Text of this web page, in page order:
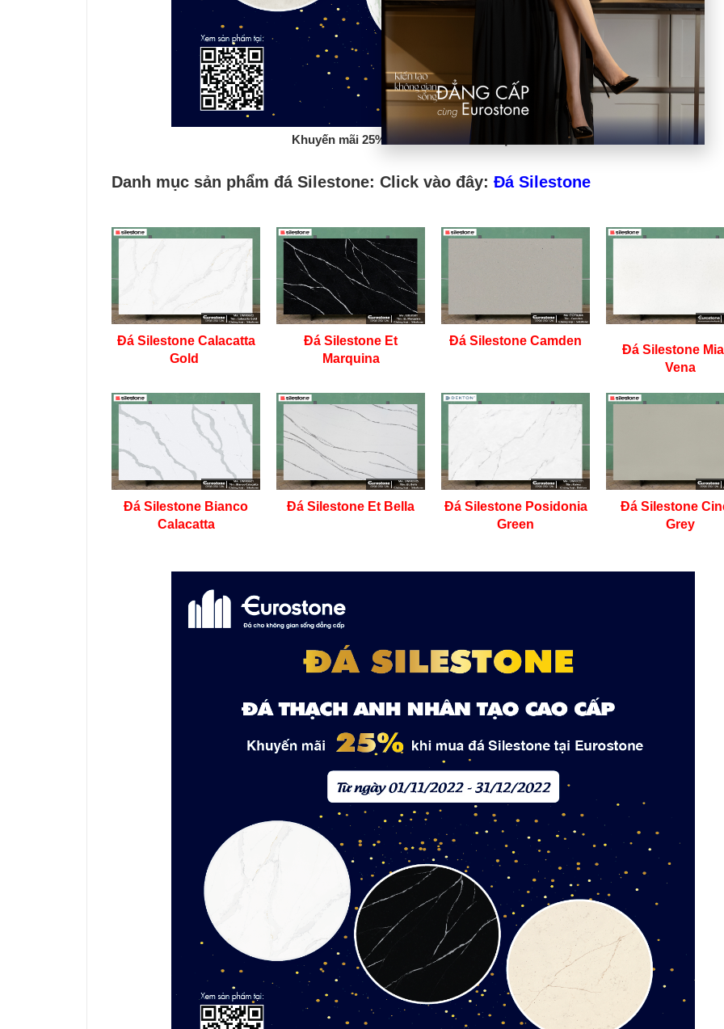
Khuyến mãi 25% khi mua Đá Dekton tại Eurostone
Danh mục sản phẩm đá Silestone: Click vào đây: Đá Silestone
Đá Silestone Calacatta
Gold
Đá Silestone Et
Marquina
Đá Silestone Camden
Đá Silestone
Vena
Đá Silestone Bianco
Calacatta
Đá Silestone Et Bella
Đá Silestone Posidonia
Green
Đá Silestone
Grey